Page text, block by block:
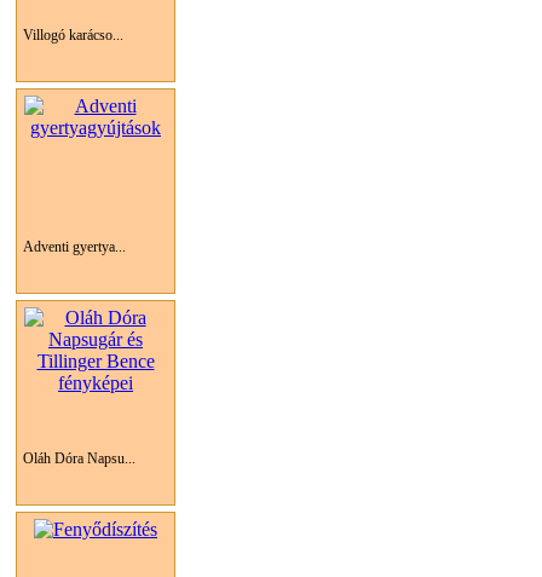
Villogó karácso...
Adventi gyertya...
Oláh Dóra Napsu...